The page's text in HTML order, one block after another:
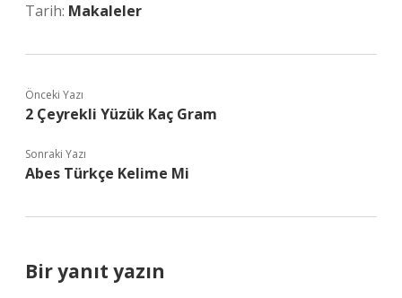
Tarih: Makaleler
Önceki Yazı
2 Çeyrekli Yüzük Kaç Gram
Sonraki Yazı
Abes Türkçe Kelime Mi
Bir yanıt yazın